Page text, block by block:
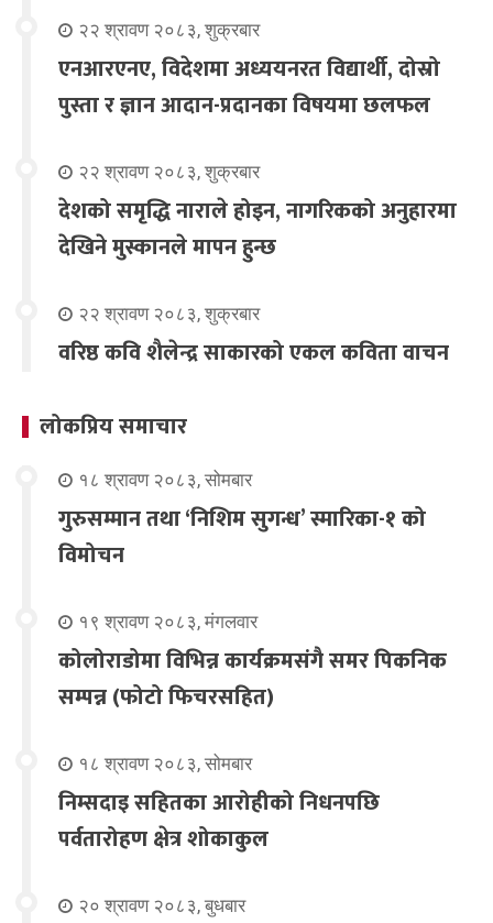
२२ श्रावण २०८३, शुक्रबार
एनआरएनए, विदेशमा अध्ययनरत विद्यार्थी, दोस्रो
पुस्ता र ज्ञान आदान-प्रदानका विषयमा छलफल
२२ श्रावण २०८३, शुक्रबार
देशको समृद्धि नाराले होइन, नागरिकको अनुहारमा
देखिने मुस्कानले मापन हुन्छ
२२ श्रावण २०८३, शुक्रबार
वरिष्ठ कवि शैलेन्द्र साकारको एकल कविता वाचन
लोकप्रिय समाचार
१८ श्रावण २०८३, सोमबार
गुरुसम्मान तथा ‘निशिम सुगन्ध’ स्मारिका-१ को
विमोचन
१९ श्रावण २०८३, मंगलवार
कोलोराडोमा विभिन्न कार्यक्रमसंगै समर पिकनिक
सम्पन्न (फोटो फिचरसहित)
१८ श्रावण २०८३, सोमबार
निम्सदाइ सहितका आरोहीको निधनपछि
पर्वतारोहण क्षेत्र शोकाकुल
२० श्रावण २०८३, बुधबार